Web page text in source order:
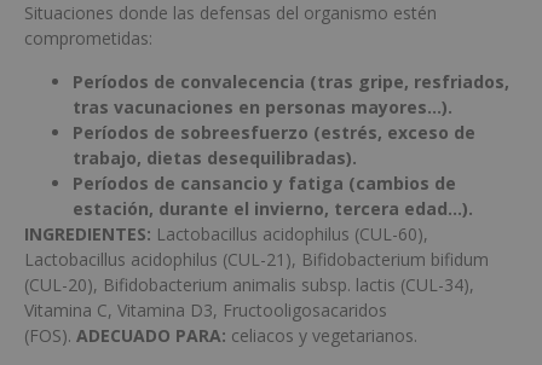
Situaciones donde las defensas del organismo estén
comprometidas:
Períodos de convalecencia (tras gripe, resfriados,
tras vacunaciones en personas mayores…).
Períodos de sobreesfuerzo (estrés, exceso de
trabajo, dietas desequilibradas).
Períodos de cansancio y fatiga (cambios de
estación, durante el invierno, tercera edad…).
INGREDIENTES: Lactobacillus acidophilus (CUL-60),
Lactobacillus acidophilus (CUL-21), Bifidobacterium bifidum
(CUL-20), Bifidobacterium animalis subsp. lactis (CUL-34),
Vitamina C, Vitamina D3, Fructooligosacaridos
(FOS). ADECUADO PARA: celiacos y vegetarianos.